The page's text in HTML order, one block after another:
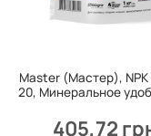
Master (Мастер),
20, Минеральное
405,72